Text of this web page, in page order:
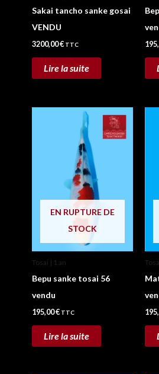
Sakai tancho sanke gosai
VENDU
3200,00€ TTC
Lire la suite
EN RUPTURE DE
STOCK
Tosai | 1 an
Bepu sanke tosai 56
vendu
195,00€ TTC
Lire la suite